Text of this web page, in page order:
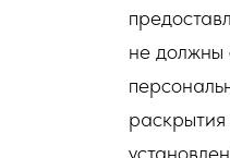
не должны